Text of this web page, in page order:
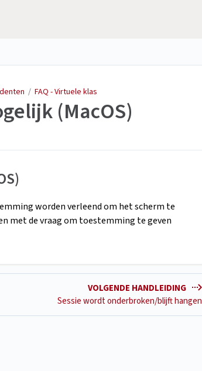
/ FAQ - Virtuele klas
(MacOS)
worden verleend om het scherm te
met de vraag om toestemming te geven
VOLGENDE HANDLEIDING
Sessie wordt onderbroken/blijft hangen